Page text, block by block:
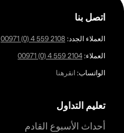
اتصل بنا
العملاء الجدد: 00971 (0) 4 559 2108
العملاء: 00971 (0) 4 559 2104
الواتساب: انقرهنا
تعليم التداول
أحداث الأسبوع القادم